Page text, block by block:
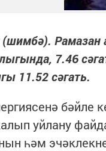
(шимбә). Рамазан
7.46
11.52 сәгать.
бәйле
уйлану
һәм